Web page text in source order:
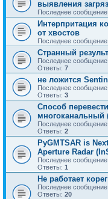
выявления
Последнее сообщение
Интерпритация
от хвостов
Последнее сообщение
Странный
Последнее сообщение
Ответы: 7
не ложится
Последнее сообщение
Ответы: 3
Способ
многоканальный
Последнее сообщение
Ответы: 2
PyGMTSAR is
Aperture Radar
Последнее сообщение
Ответы: 1
Не работает
Последнее сообщение
Ответы: 20